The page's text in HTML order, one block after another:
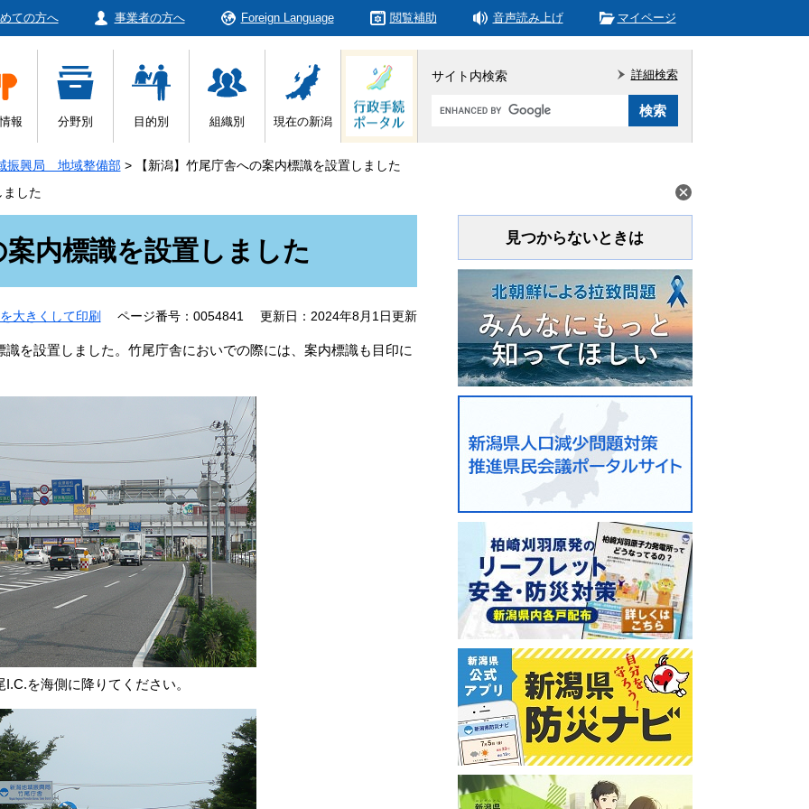
ての方へ 事業者の方へ Foreign Language 閲覧補助 音声読み上げ マイページ
報 分野別 目的別 組織別 現在の新潟
サイト内検索
Google
詳細検索
振興局 地域整備部 >
【新潟】竹尾庁舎への案内標識を設置しました
した
内標識を設置しました
大きくして印刷 ページ番号：0054841 更新日：2024年8月1日更新
を設置しました。竹尾庁舎においでの際には、案内標識も目印に
I.C.を海側に降りてください。
見つからないときは